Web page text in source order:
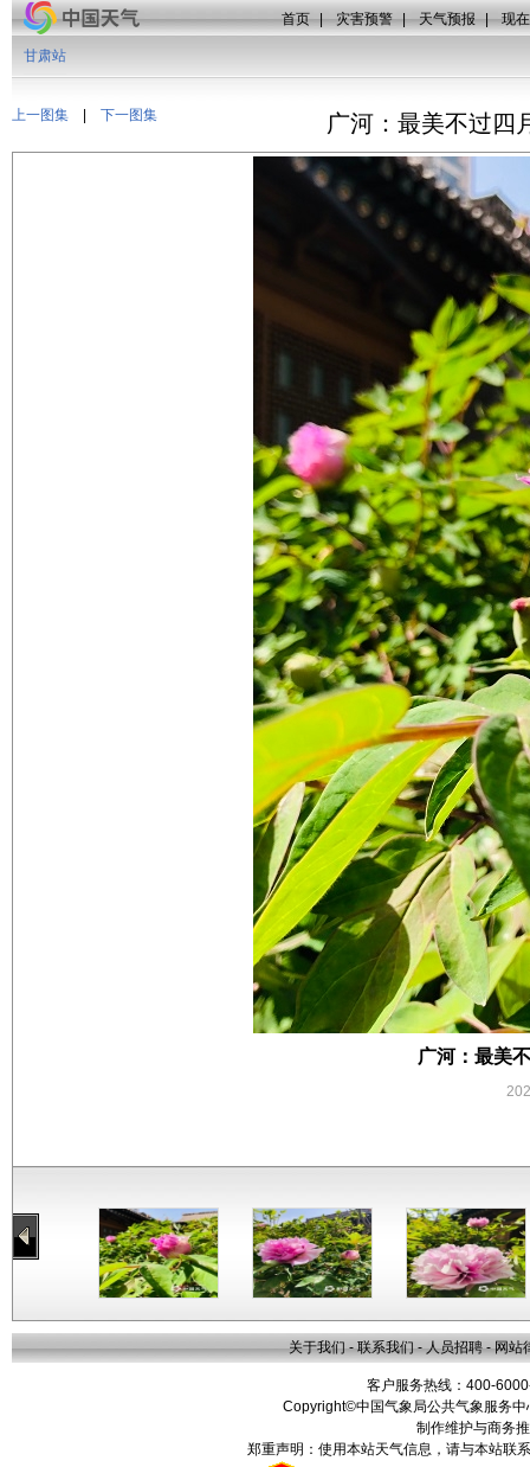
首页 | 灾害预警 | 天气预报 | 现
上一图集 下一图集
甘肃站
广河：最美不过四
广河：最美
关于我们 - 联系我们 - 人员招聘 - 网站
客户服务热线：400-
Copyright©中国气象局公共气象服务
制作维护与商务
郑重声明：使用本站天气信息，请与本站联